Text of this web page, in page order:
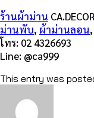
ร้านผ้าม่าน
ม่านพับ, ผ้าม่านลอน,
โทร: 02 4326693
Line: @ca999
This entry was